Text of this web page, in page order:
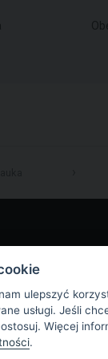
prywatności
ulepszyć
usługi. Jeśli
Więcej
.